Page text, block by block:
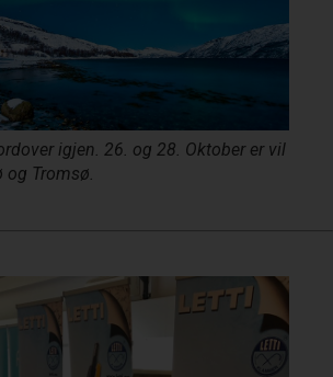
igjen. 26. og 28. Oktober er vil
og Tromsø.